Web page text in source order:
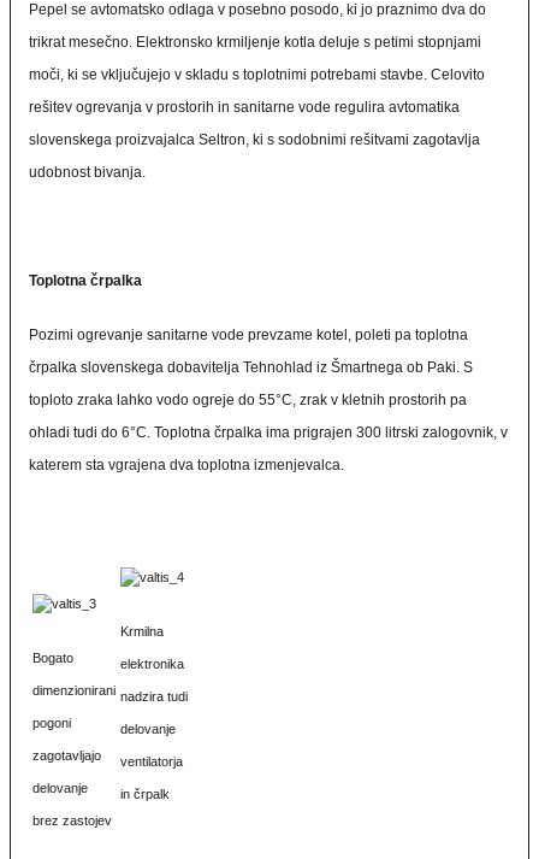
Pepel se avtomatsko odlaga v posebno posodo, ki jo praznimo dva do
trikrat mesečno. Elektronsko krmiljenje kotla deluje s petimi stopnjami
moči, ki se vključujejo v skladu s toplotnimi potrebami stavbe. Celovito
rešitev ogrevanja v prostorih in sanitarne vode regulira avtomatika
slovenskega proizvajalca Seltron, ki s sodobnimi rešitvami zagotavlja
udobnost bivanja.
Toplotna črpalka
Pozimi ogrevanje sanitarne vode prevzame kotel, poleti pa toplotna
črpalka slovenskega dobavitelja Tehnohlad iz Šmartnega ob Paki. S
toploto zraka lahko vodo ogreje do 55°C, zrak v kletnih prostorih pa
ohladi tudi do 6°C. Toplotna črpalka ima prigrajen 300 litrski zalogovnik, v
katerem sta vgrajena dva toplotna izmenjevalca.
Bogato
dimenzionirani
pogoni
zagotavljajo
delovanje
brez zastojev
Krmilna
elektronika
nadzira tudi
delovanje
ventilatorja
in črpalk